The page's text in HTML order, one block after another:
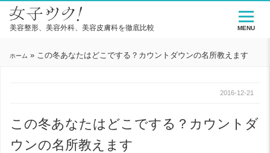
美容整形、美容外科、美容皮膚科を徹底比較
ホーム » この冬あなたはどこでする？カウントダウンの名所教えます
2016-12-21
この冬あなたはどこでする？カウントダ
ウンの名所教えます
MENU